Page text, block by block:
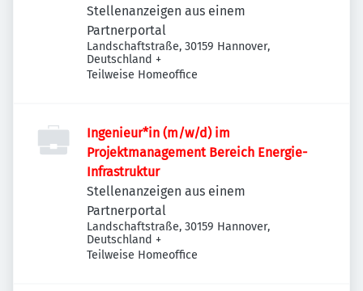
Stellenanzeigen aus einem
Partnerportal
Landschaftstraße, 30159 Hannover,
Deutschland +
Teilweise Homeoffice
Ingenieur*in (m/w/d) im
Projektmanagement Bereich Energie-
Infrastruktur
Stellenanzeigen aus einem
Partnerportal
Landschaftstraße, 30159 Hannover,
Deutschland +
Teilweise Homeoffice